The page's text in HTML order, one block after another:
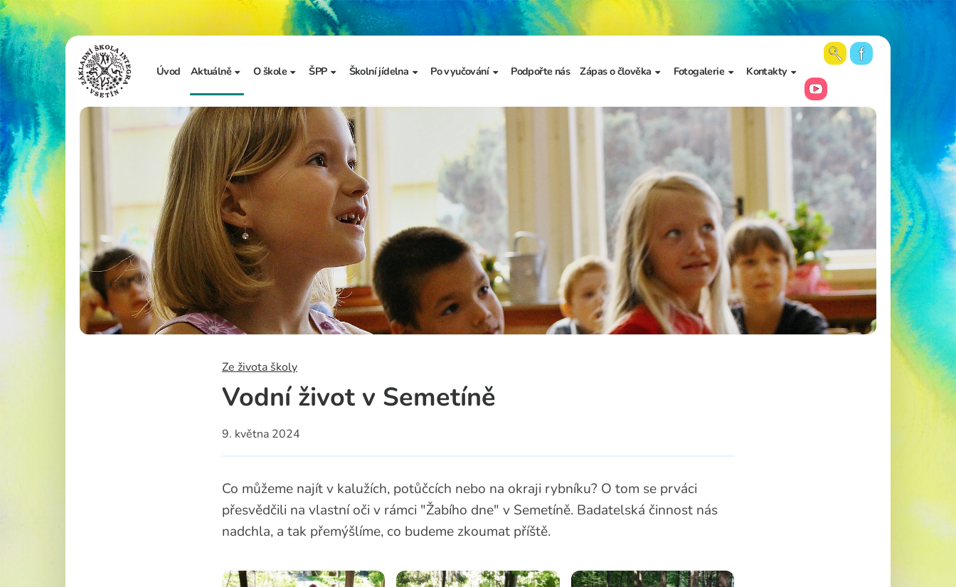
Úvod Aktuálně
Sdělení školy
Ze života školy
O škole
Základní informace
Úřední deska
Vzdělávání a výchova
Zápis do 1. třídy
Školní dokumenty
Realizované projekty
Adopce na dálku
Školská rada
ŠPP
Základní informace
Dokumenty školního
metodika prevence
Školní jídelna
Jídelníček
Po vyučování
Školní družina
Školní klub
Kroužky
Bellhop čipový systém
Podpořte nás Zápas o člověka
Prezentace školy a
výzkumu
Fotogalerie
Aktuální fotky
Archiv fotogalerií
Kontakty
Vedení školy
Kancelář školy
Zájmové vzdělávání
Školní poradenské
pracoviště
Učitelé
Asistenti pedagoga
Napište nám
Ze života školy
Vodní život v Semetíně
9. května 2024
Co můžeme najít v kalužích, potůčcích nebo na okraji rybníku? O tom se prváci
přesvědčili na vlastní oči v rámci "Žabího dne" v Semetíně. Badatelská činnost nás
nadchla, a tak přemýšlíme, co budeme zkoumat příště.